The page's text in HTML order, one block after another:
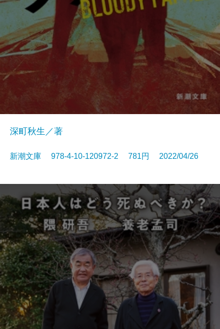
深町秋生／著
新潮文庫 978-4-10-120972-2 781円 2022/04/26